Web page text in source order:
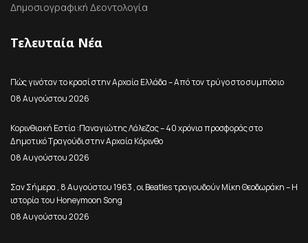
Δημοσιογραφική Δεοντολογία
Τελευταία Νέα
Πώς γινόταν το κρασί στην Αρχαία Ελλάδα – Από τον τρύγο στο συμπόσιο
08 Αυγούστου 2026
Κορινθιακή Εστία :Παναγιώτης Λάλεζας – 40 χρόνια προσφοράς στο
Δημοτικό Τραγούδι στην Αρχαία Κόρινθο
08 Αυγούστου 2026
Σαν Σήμερα , 8 Αυγούστου 1963 , οι Beatles τραγουδούν Μίκη Θεοδωράκη – Η
ιστορία του Honeymoon Song
08 Αυγούστου 2026